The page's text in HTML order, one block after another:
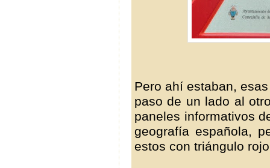
Pero ahí estaban,
paso de un lado al
paneles informativos
geografía española,
estos con triángulo